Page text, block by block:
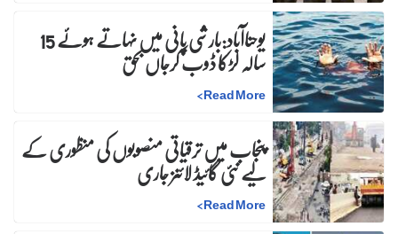
یوحناآباد:بارشی پانی میں نہاتے ہوئے 15 سالہ لڑکا ڈوب کرجاں بحق
Read More
>
پنجاب میں ترقیاتی منصوبوں کی منظوری کے
لیے نئی گائیڈ لائنز جاری
Read More
>